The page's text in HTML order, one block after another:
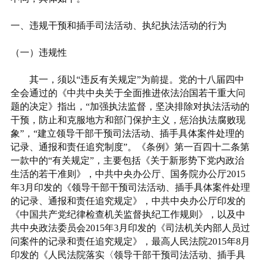
一、违规干预和插手司法活动、执纪执法活动的行为
（一）违规性
其一，须以“违反有关规定”为前提。党的十八届四中
全会通过的《中共中央关于全面推进依法治国若干重大问
题的决定》指出，“加强执法监督，坚决排除对执法活动的
干预，防止和克服地方和部门保护主义，惩治执法腐败现
象”，“建立领导干部干预司法活动、插手具体案件处理的
记录、通报和责任追究制度”。《条例》第一百四十二条第
一款中的“有关规定”，主要包括《关于新形势下党内政治
生活的若干准则》，中共中央办公厅、国务院办公厅2015
年3月印发的《领导干部干预司法活动、插手具体案件处理
的记录、通报和责任追究规定》，中共中央办公厅印发的
《中国共产党纪律检查机关监督执纪工作规则》，以及中
共中央政法委员会2015年3月印发的《司法机关内部人员过
问案件的记录和责任追究规定》，最高人民法院2015年8月
印发的《人民法院落实〈领导干部干预司法活动、插手具